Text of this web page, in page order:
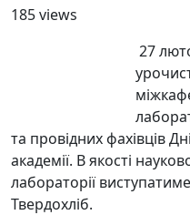
185 views
27
та провідних фахівців
академії. В якості
лабораторії
Твердохліб.